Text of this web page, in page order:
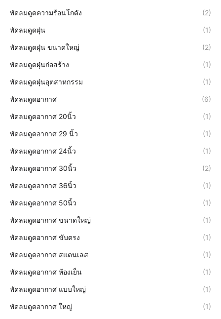
พัดลมดูดความร้อนโกดัง (2)
พัดลมดูดฝุ่น (1)
พัดลมดูดฝุ่น ขนาดใหญ่ (2)
พัดลมดูดฝุ่นก่อสร้าง (1)
พัดลมดูดฝุ่นอุตสาหกรรม (1)
พัดลมดูดอากาศ (6)
พัดลมดูดอากาศ 20นิ้ว (1)
พัดลมดูดอากาศ 29 นิ้ว (1)
พัดลมดูดอากาศ 24นิ้ว (1)
พัดลมดูดอากาศ 30นิ้ว (2)
พัดลมดูดอากาศ 36นิ้ว (1)
พัดลมดูดอากาศ 50นิ้ว (1)
พัดลมดูดอากาศ ขนาดใหญ่ (1)
พัดลมดูดอากาศ ขับตรง (1)
พัดลมดูดอากาศ สแตนเลส (1)
พัดลมดูดอากาศ ห้องเย็น (1)
พัดลมดูดอากาศ แบบใหญ่ (1)
พัดลมดูดอากาศ ใหญ่ (1)